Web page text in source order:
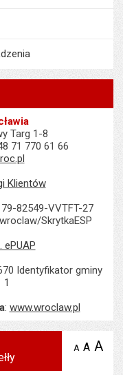
Targ 1-8
71 770 61 66
Klientów
82549-VVTFT-27
SkrytkaESP
ePUAP
Identyfikator gminy
1
: www.wroclaw.pl
A zmniejsz
A A